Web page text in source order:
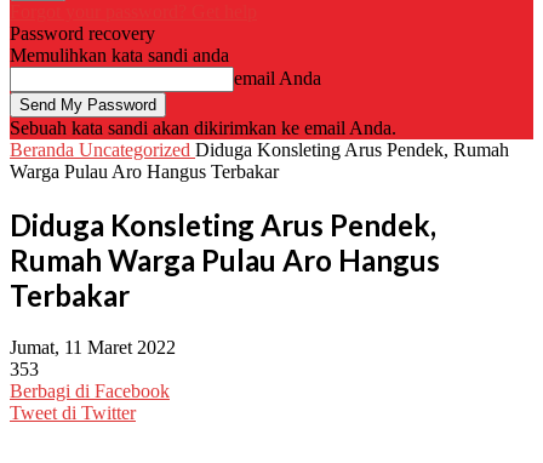
Password recovery
Memulihkan kata sandi anda
email Anda
Sebuah kata sandi akan dikirimkan ke email Anda.
Beranda Uncategorized Diduga Konsleting Arus Pendek, Rumah
Warga Pulau Aro Hangus Terbakar
Diduga Konsleting Arus Pendek,
Rumah Warga Pulau Aro Hangus
Terbakar
Jumat, 11 Maret 2022
353
Berbagi di Facebook
Tweet di Twitter